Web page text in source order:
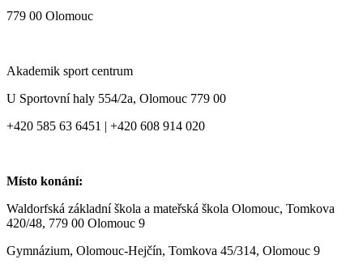
779 00 Olomouc
Akademik sport centrum
U Sportovní haly 554/2a, Olomouc 779 00
+420 585 63 6451 | +420 608 914 020
Místo konání:
Waldorfská základní škola a mateřská škola Olomouc, Tomkova
420/48, 779 00 Olomouc 9
Gymnázium, Olomouc-Hejčín, Tomkova 45/314, Olomouc 9